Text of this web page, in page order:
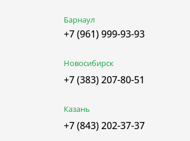
Барнаул
+7 (961) 999-93-93
Новосибирск
+7 (383) 207-80-51
Казань
+7 (843) 202-37-37